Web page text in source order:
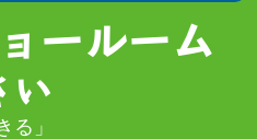
ールーム
る」